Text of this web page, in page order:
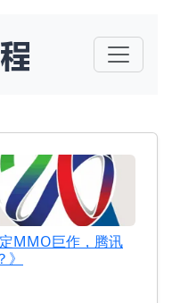
MMO巨作，腾讯